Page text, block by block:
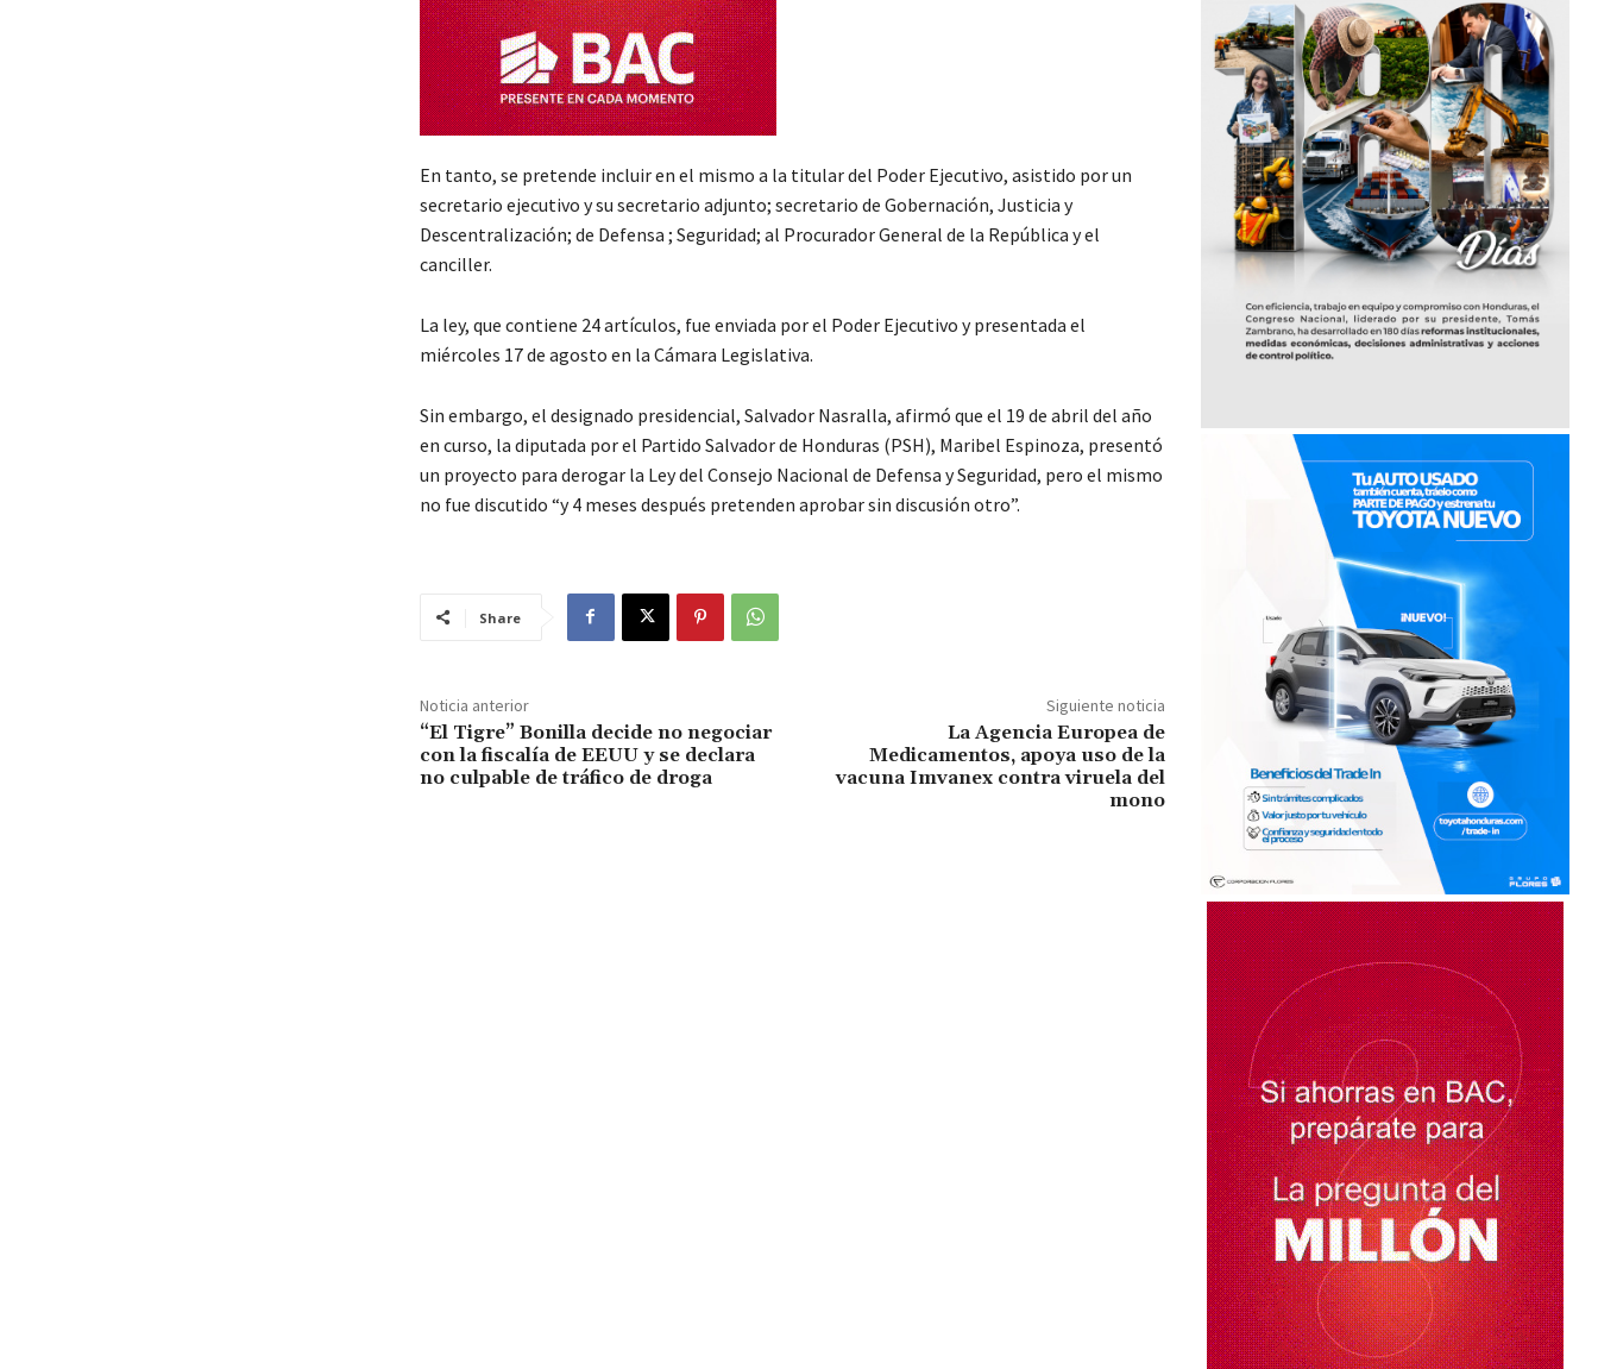
En tanto, se pretende incluir en el mismo a la titular del Poder Ejecutivo, asistido por un
secretario ejecutivo y su secretario adjunto; secretario de Gobernación, Justicia y
Descentralización; de Defensa ; Seguridad; al Procurador General de la República y el
canciller.
La ley, que contiene 24 artículos, fue enviada por el Poder Ejecutivo y presentada el
miércoles 17 de agosto en la Cámara Legislativa.
Sin embargo, el designado presidencial, Salvador Nasralla, afirmó que el 19 de abril del año
en curso, la diputada por el Partido Salvador de Honduras (PSH), Maribel Espinoza, presentó
un proyecto para derogar la Ley del Consejo Nacional de Defensa y Seguridad, pero el mismo
no fue discutido “y 4 meses después pretenden aprobar sin discusión otro”.
Share
Noticia anterior
“El Tigre” Bonilla decide no negociar
con la fiscalía de EEUU y se declara
no culpable de tráfico de droga
Siguiente noticia
La Agencia Europea de
Medicamentos, apoya uso de la
vacuna Imvanex contra viruela del
mono